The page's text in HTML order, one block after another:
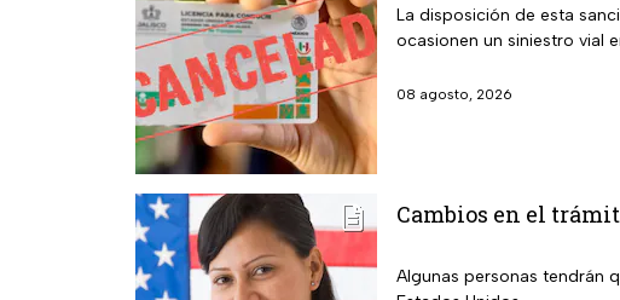
La disposición de esta
ocasionen un siniestro vial
08 agosto, 2026
Cambios en el
Algunas personas tendrán